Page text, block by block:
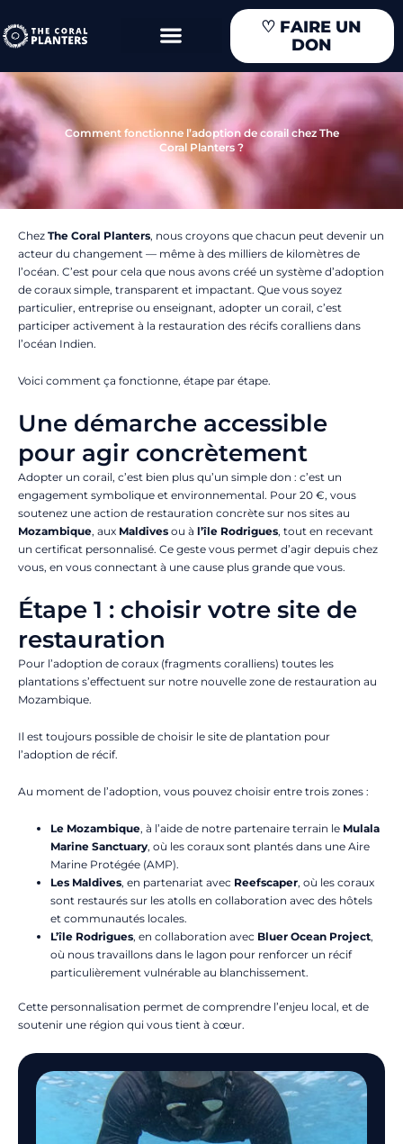
au
contenu
♡ FAIRE UN
DON
Comment fonctionne l’adoption de corail chez The
Coral Planters ?
Chez The Coral Planters, nous croyons que chacun peut devenir un
acteur du changement — même à des milliers de kilomètres de
l’océan. C’est pour cela que nous avons créé un système d’adoption
de coraux simple, transparent et impactant. Que vous soyez
particulier, entreprise ou enseignant, adopter un corail, c’est
participer activement à la restauration des récifs coralliens dans
l’océan Indien.
Voici comment ça fonctionne, étape par étape.
Une démarche accessible
pour agir concrètement
Adopter un corail, c’est bien plus qu’un simple don : c’est un
engagement symbolique et environnemental. Pour 20 €, vous
soutenez une action de restauration concrète sur nos sites au
Mozambique, aux Maldives ou à l’île Rodrigues, tout en recevant
un certificat personnalisé. Ce geste vous permet d’agir depuis chez
vous, en vous connectant à une cause plus grande que vous.
Étape 1 : choisir votre site de
restauration
Pour l’adoption de coraux (fragments coralliens) toutes les
plantations s’effectuent sur notre nouvelle zone de restauration au
Mozambique.
Il est toujours possible de choisir le site de plantation pour
l’adoption de récif.
Au moment de l’adoption, vous pouvez choisir entre trois zones :
Le Mozambique, à l’aide de notre partenaire terrain le Mulala
Marine Sanctuary, où les coraux sont plantés dans une Aire
Marine Protégée (AMP).
Les Maldives, en partenariat avec Reefscaper, où les coraux
sont restaurés sur les atolls en collaboration avec des hôtels
et communautés locales.
L’île Rodrigues, en collaboration avec Bluer Ocean Project,
où nous travaillons dans le lagon pour renforcer un récif
particulièrement vulnérable au blanchissement.
Cette personnalisation permet de comprendre l’enjeu local, et de
soutenir une région qui vous tient à cœur.